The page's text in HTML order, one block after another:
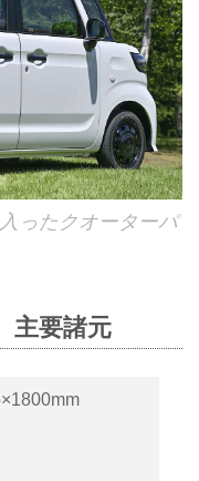
ったクオーターパ
主要諸元